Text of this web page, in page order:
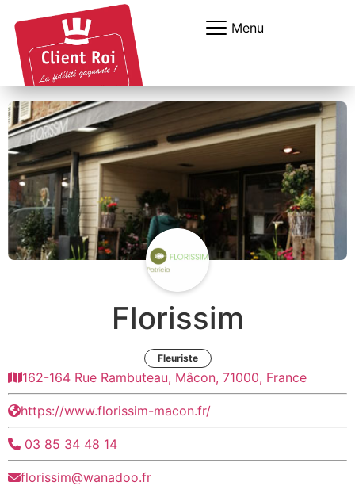
Menu
Florissim
Fleuriste
162-164 Rue Rambuteau, Mâcon, 71000, France
https://www.florissim-macon.fr/
03 85 34 48 14
florissim@wanadoo.fr
Panneau de gestion des cookies